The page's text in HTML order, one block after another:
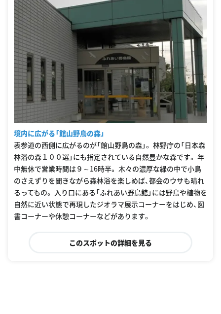
境内に広がる「館山野鳥の森」
表参道の西側に広がるのが「館山野鳥の森」。 林野庁の「日本森
林浴の森１００選」にも指定されている自然豊かな森です。 年
中無休で営業時間は９～16時半。 木々の濃厚な緑の中で小鳥
のさえずりを聞きながら森林浴を楽しめば、都会のウサも晴れ
るってもの。 入り口にある「ふれあい野鳥館」には野鳥や植物を
自然に近い状態で再現したジオラマ展示コーナーをはじめ、図
書コーナーや休憩コーナーなどがあります。
このスポットの詳細を見る